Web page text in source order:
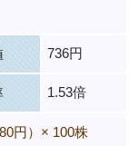
736円
1.53倍
円）× 100株